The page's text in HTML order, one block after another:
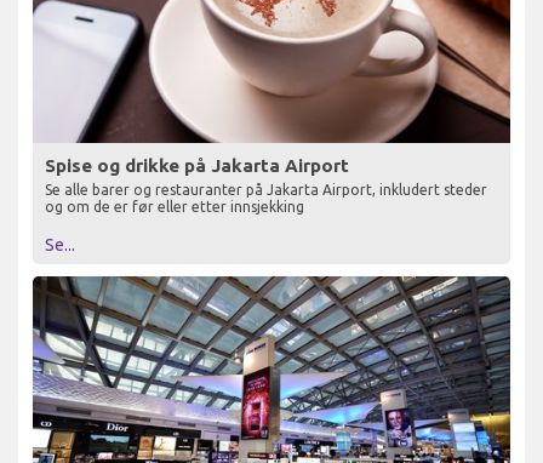
Spise og drikke på Jakarta Airport
Se alle barer og restauranter på Jakarta Airport, inkludert steder
og om de er før eller etter innsjekking
Se...